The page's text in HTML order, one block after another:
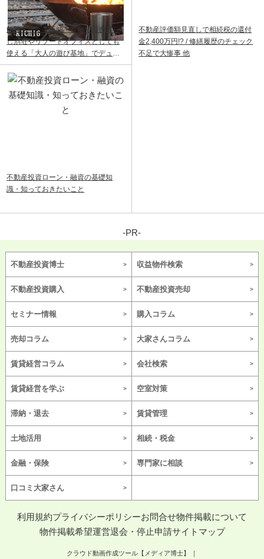
飯能ベース｜飯能・青梅で田舎暮ら
し別荘やリゾートオフィスとしても
使える「大人の遊び基地」でデュア
ルライフ
不動産評価額見直しで相続税の還付
金2,400万円!? / 修繕履歴のチェック
不足で大惨事 他
不動産投資ローン・融資の基礎知
識・知っておきたいこと
-PR-
不動産投資博士 収益物件検索
不動産投資購入 不動産投資売却
セミナー情報 購入コラム
売却コラム 大家さんコラム
賃貸経営コラム 会社検索
賃貸経営を学ぶ 空室対策
滞納・退去 賃貸管理
土地活用 相続・税金
金融・保険 専門家に相談
口コミ大家さん
利用規約プライバシーポリシーお問合せ物件掲載について
物件掲載希望運営退会・停止申請サイトマップ
クラウド動画作成ツール【メディア博士】